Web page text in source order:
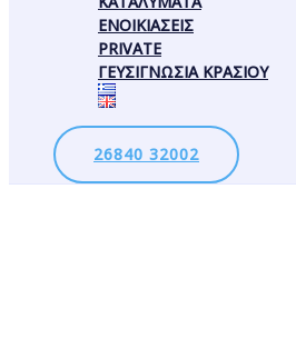
ΕΝΟΙΚΙΆΣΕΙΣ
PRIVATE
ΓΕΥΣΙΓΝΩΣΊΑ ΚΡΑΣΙΟΎ
26840 32002